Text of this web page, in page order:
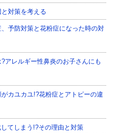
対策を考える
予防対策と花粉症になった時の対
アレルギー性鼻炎のお子さんにも
カユカユ!?花粉症とアトピーの違
てしまう!?その理由と対策